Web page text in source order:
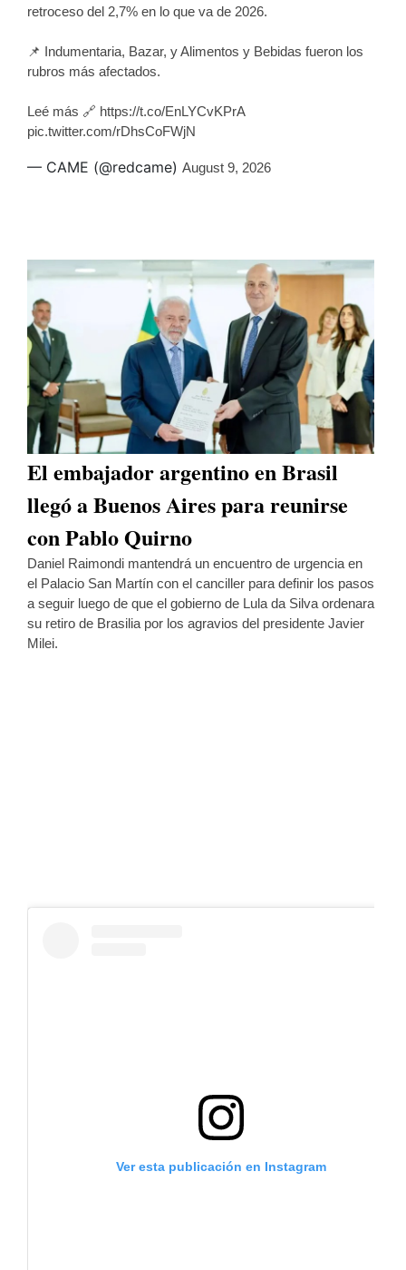
retroceso del 2,7% en lo que va de 2026.
📌 Indumentaria, Bazar, y Alimentos y Bebidas fueron los
rubros más afectados.
Leé más 🔗 https://t.co/EnLYCvKPrA
pic.twitter.com/rDhsCoFWjN
— CAME (@redcame) August 9, 2026
El embajador argentino en Brasil
llegó a Buenos Aires para reunirse
con Pablo Quirno
Daniel Raimondi mantendrá un encuentro de urgencia en
el Palacio San Martín con el canciller para definir los pasos
a seguir luego de que el gobierno de Lula da Silva ordenara
su retiro de Brasilia por los agravios del presidente Javier
Milei.
Ver esta publicación en Instagram